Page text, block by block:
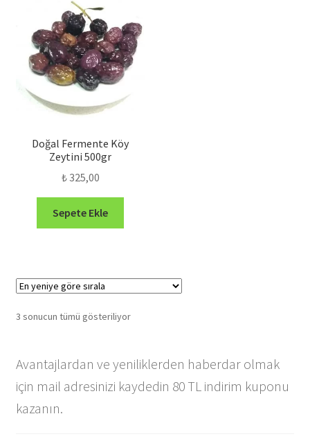
Doğal Fermente Köy
Zeytini 500gr
₺325,00
Sepete Ekle
3 sonucun tümü gösteriliyorEn
sıralandı
Avantajlardan ve yeniliklerden haberdar olmak
için mail adresinizi kaydedin 80 TL indirim kuponu
kazanın.